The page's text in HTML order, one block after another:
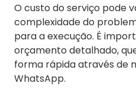
O custo do serviço pode
complexidade do
para a execução. É
orçamento detalhado,
forma rápida através de
WhatsApp.